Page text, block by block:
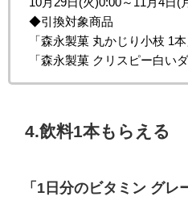
◆引換対象商品
「森永製菓 丸かじり小枝 1本
「森永製菓 クリスピー白い
4.飲料1本もらえる
「1日分のビタミン グレ